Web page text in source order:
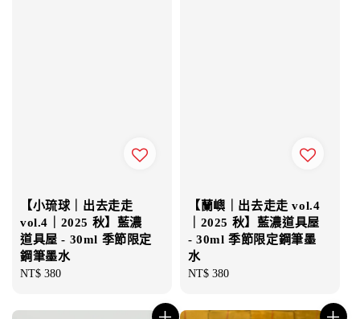
【小琉球｜出去走走
vol.4｜2025 秋】藍濃
道具屋 - 30ml 季節限定
鋼筆墨水
Regular
NT$ 380
【蘭嶼｜出去走走 vol.4
｜2025 秋】藍濃道具屋
- 30ml 季節限定鋼筆墨
水
Regular
NT$ 380